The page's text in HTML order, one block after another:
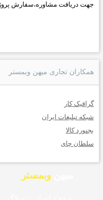
جهت دریافت مشاوره،سفارش پروژه،پیشنهاد یا
همکاران تجاری میهن وبمستر
گرافیک کار
شبکه تبلیغات ایران
بجنورد کالا
سلطان چای
وبمستر